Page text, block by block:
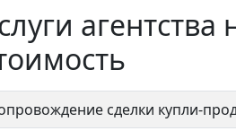
сделки купли-
Пруды 44
000 ₽